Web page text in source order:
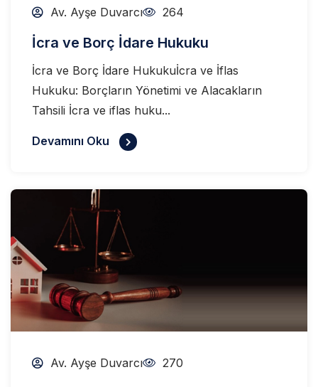
Av. Ayşe Duvarcı 264
İcra ve Borç İdare Hukuku
İcra ve Borç İdare Hukukuİcra ve İflas
Hukuku: Borçların Yönetimi ve Alacakların
Tahsili İcra ve iflas huku...
Devamını Oku
Av. Ayşe Duvarcı 270